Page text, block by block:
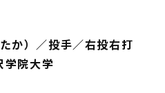
か）／投手／右投右打
学院大学